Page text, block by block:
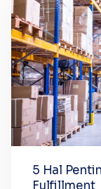
5 Hal
Fulfillment